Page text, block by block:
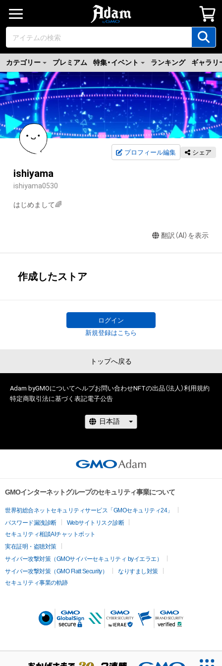
カテゴリー プレミアム 特集・イベント ランキング ギャラリ
プロフィール編集 シェア
ishiyama
ishiyama0530
はじめまして🌈
翻訳（AI）を表示
作成したストア
ログイン
新規登録はこちら
トップへ戻る
Adam byGMOについてヘルプお問い合わせNFTの出品（法人）利用規約
特定商取引法に基づく表記電子公告
GMOインターネットグループのセキュリティ事業について
世界初総合ネットセキュリティサービス「GMOセキュリティ24」
パスワード漏洩診断
Webサイトリスク診断
セキュリティ相談AIチャットボット
実在証明・盗聴対策
サイバー攻撃対策（GMOサイバーセキュリティ byイエラエ）
サイバー攻撃対策（GMO Flatt Security）
なりすまし対策
セキュリティ事業の軌跡